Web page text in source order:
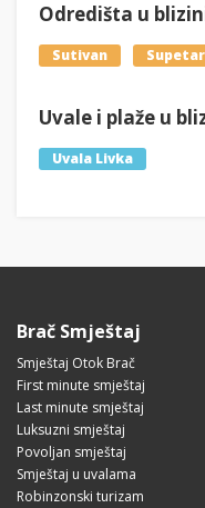
Odredišta u
Sutivan Supetar
Uvale i plaže u
Uvala Livka
Brač Smještaj
Smještaj Otok Brač
First minute smještaj
Last minute smještaj
Luksuzni smještaj
Povoljan smještaj
Smještaj u uvalama
Robinzonski turizam